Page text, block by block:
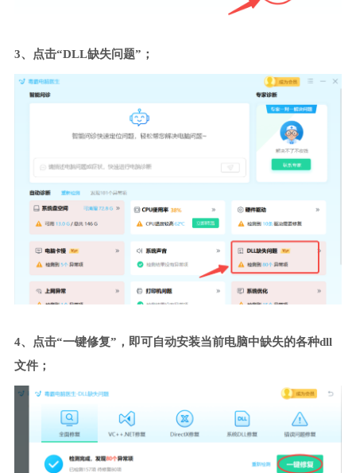
3、点击“DLL缺失问题”；
4、点击“一键修复”，即可自动安装当前电脑中缺失的各种dll
文件；